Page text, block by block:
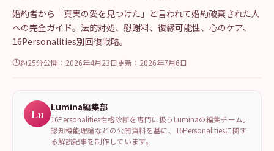
婚約者から「真実の愛を見つけた」と言われて婚約破棄された人
への完全ガイド。法的対処、慰謝料、復縁可能性、心のケア、
16Personalities別回復戦略。
約25分公開： 2026年4月23日更新： 2026年7月6日
Lu Lumina編集部
16Personalities性格診断を専門に扱うLuminaの編集チーム。
認知機能理論などの公開資料を基に、16Personalitiesに関す
る解説記事を制作しています。